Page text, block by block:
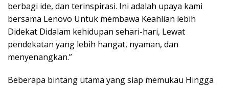
berbagi ide, dan terinspirasi. Ini adalah upaya kami
bersama Lenovo Untuk membawa Keahlian lebih
Didekat Didalam kehidupan sehari-hari, Lewat
pendekatan yang lebih hangat, nyaman, dan
menyenangkan.”
Beberapa bintang utama yang siap memukau Hingga